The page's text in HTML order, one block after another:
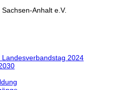
Anhalt e.V.
2024